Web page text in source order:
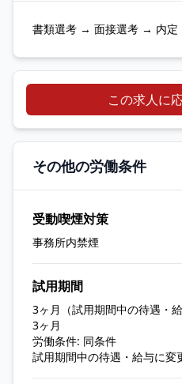
書類選考 → 面接選考 → 内定
この求人に
その他の労働条件
受動喫煙対策
事務所内禁煙
試用期間
3ヶ月（試用期間中の待遇・
3ヶ月
労働条件: 同条件
試用期間中の待遇・給与に変